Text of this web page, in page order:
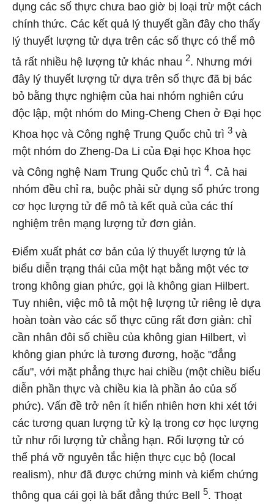
dụng các số thực chưa bao giờ bị loại trừ một cách
chính thức. Các kết quả lý thuyết gần đây cho thấy
lý thuyết lượng tử dựa trên các số thực có thể mô
tả rất nhiều hệ lượng tử khác nhau 2. Nhưng mới
đây lý thuyết lượng tử dựa trên số thực đã bị bác
bỏ bằng thực nghiệm của hai nhóm nghiên cứu
độc lập, một nhóm do Ming-Cheng Chen ở Đại học
Khoa học và Công nghệ Trung Quốc chủ trì 3 và
một nhóm do Zheng-Da Li của Đại học Khoa học
và Công nghệ Nam Trung Quốc chủ trì 4. Cả hai
nhóm đều chỉ ra, buộc phải sử dụng số phức trong
cơ học lượng tử để mô tả kết quả của các thí
nghiệm trên mạng lượng tử đơn giản.
Điểm xuất phát cơ bản của lý thuyết lượng tử là
biểu diễn trạng thái của một hạt bằng một véc tơ
trong không gian phức, gọi là không gian Hilbert.
Tuy nhiên, việc mô tả một hệ lượng tử riêng lẻ dựa
hoàn toàn vào các số thực cũng rất đơn giản: chỉ
cần nhân đôi số chiều của không gian Hilbert, vì
không gian phức là tương đương, hoặc "đẳng
cấu", với mặt phẳng thực hai chiều (một chiều biểu
diễn phần thực và chiều kia là phần ảo của số
phức). Vấn đề trở nên ít hiển nhiên hơn khi xét tới
các tương quan lượng tử kỳ lạ trong cơ học lượng
tử như rối lượng tử chẳng hạn. Rối lượng tử có
thể phá vỡ nguyên tắc hiện thực cục bộ (local
realism), như đã được chứng minh và kiểm chứng
thông qua cái gọi là bất đẳng thức Bell 5. Thoạt